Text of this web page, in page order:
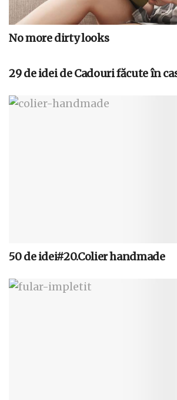
No more dirty looks
29 de idei de Cadouri făcute în
50 de idei#20.Colier handmade